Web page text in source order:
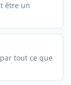
être un
tout ce que